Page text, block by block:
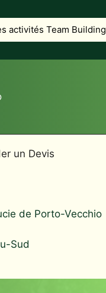
activités Team Building
un Devis
de Porto-Vecchio
Sud